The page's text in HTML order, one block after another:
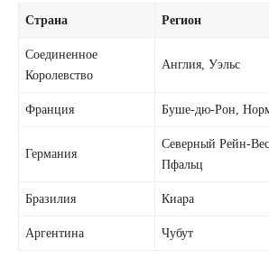
Страна Регион
Соединенное
Королевство
Англия, Уэльс
Франция Буше-дю-Рон,
Германия
Северный Рейн-
Пфальц
Бразилия Киара
Аргентина Чубут